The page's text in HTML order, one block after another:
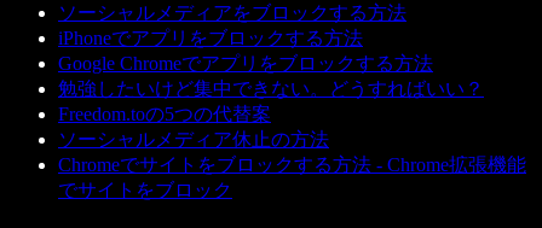
ソーシャルメディアをブロックする方法
iPhoneでアプリをブロックする方法
Google Chromeでアプリをブロックする方法
勉強したいけど集中できない。どうすればいい？
Freedom.toの5つの代替案
ソーシャルメディア休止の方法
Chromeでサイトをブロックする方法 - Chrome拡張機能
でサイトをブロック